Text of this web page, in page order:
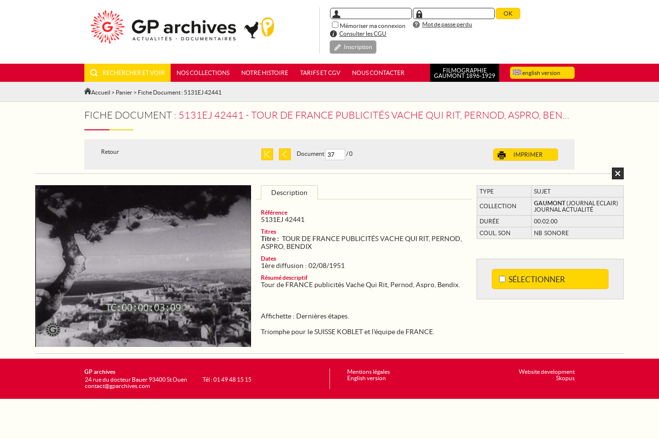
Mémoriser ma connexion
Mot de passe perdu
Consulter les CGU
Inscription
english version
RECHERCHER ET VOIR NOS COLLECTIONS NOTRE HISTOIRE TARIFS ET CGV NOUS CONTACTER
FILMOGRAPHIE
GAUMONT 1896-1929
Accueil > Panier > Fiche Document : 5131EJ 42441
FICHE DOCUMENT : 5131EJ 42441 - TOUR DE FRANCE PUBLICITÉS VACHE QUI RIT, PERNOD, ASPRO, BENDIX
Retour IMPRIMER
Document / 0
TYPE SUJET
COLLECTION GAUMONT(JOURNAL ECLAIR)
JOURNAL ACTUALITÉ
DURÉE
00:02:00
COUL. SON
NB SONORE
SÉLECTIONNER
Description
Référence
5131EJ 42441
Titres
Titre : TOUR DE FRANCE PUBLICITÉS VACHE QUI RIT, PERNOD,
ASPRO, BENDIX
Dates
1ère diffusion : 02/08/1951
Résumé descriptif
Tour de FRANCE publicités Vache Qui Rit, Pernod, Aspro, Bendix.
Affichette : Dernières étapes.
Triomphe pour le SUISSE KOBLET et l'équipe de FRANCE.
Website development
Skopus
GP archives
24 rue du docteur Bauer 93400 St Ouen
contact@gparchives.com
Tél : 01 49 48 15 15
Mentions légales
English version